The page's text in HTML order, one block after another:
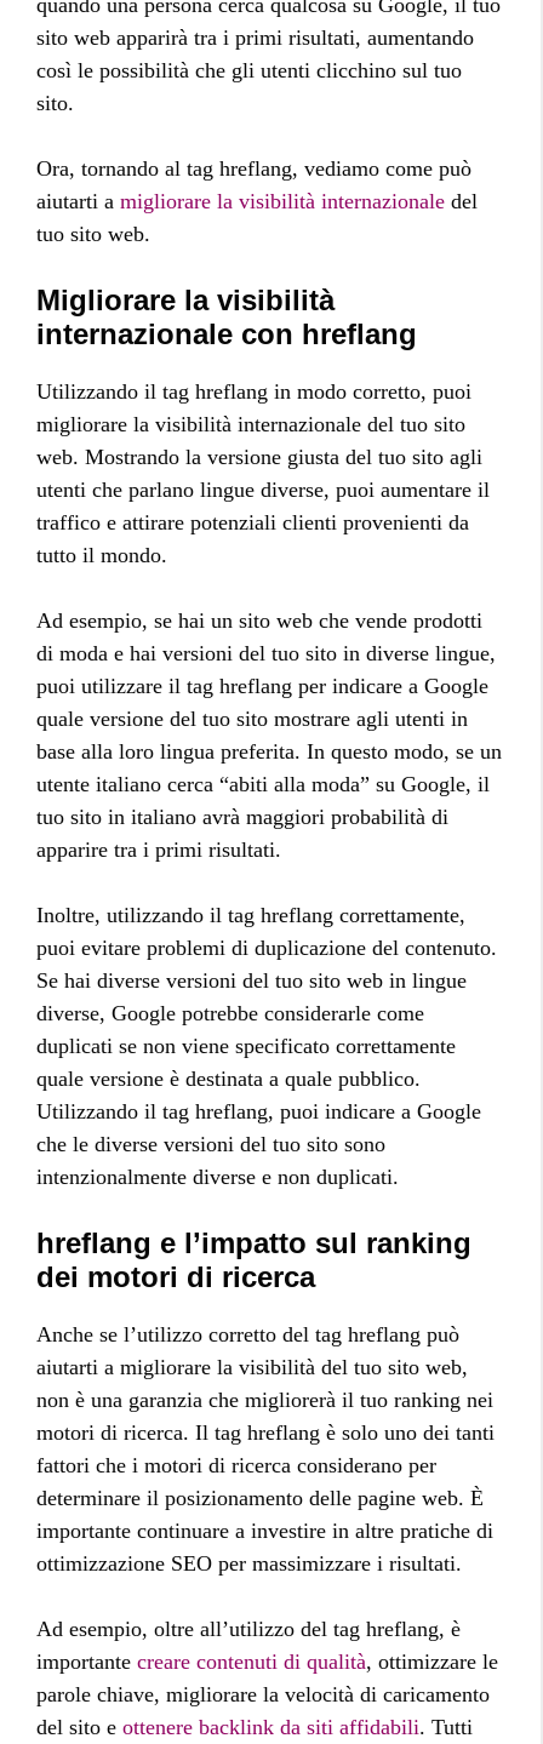
quando una persona cerca qualcosa su Google, il tuo
sito web apparirà tra i primi risultati, aumentando
così le possibilità che gli utenti clicchino sul tuo
sito.
Ora, tornando al tag hreflang, vediamo come può
aiutarti a migliorare la visibilità internazionale del
tuo sito web.
Migliorare la visibilità
internazionale con hreflang
Utilizzando il tag hreflang in modo corretto, puoi
migliorare la visibilità internazionale del tuo sito
web. Mostrando la versione giusta del tuo sito agli
utenti che parlano lingue diverse, puoi aumentare il
traffico e attirare potenziali clienti provenienti da
tutto il mondo.
Ad esempio, se hai un sito web che vende prodotti
di moda e hai versioni del tuo sito in diverse lingue,
puoi utilizzare il tag hreflang per indicare a Google
quale versione del tuo sito mostrare agli utenti in
base alla loro lingua preferita. In questo modo, se un
utente italiano cerca “abiti alla moda” su Google, il
tuo sito in italiano avrà maggiori probabilità di
apparire tra i primi risultati.
Inoltre, utilizzando il tag hreflang correttamente,
puoi evitare problemi di duplicazione del contenuto.
Se hai diverse versioni del tuo sito web in lingue
diverse, Google potrebbe considerarle come
duplicati se non viene specificato correttamente
quale versione è destinata a quale pubblico.
Utilizzando il tag hreflang, puoi indicare a Google
che le diverse versioni del tuo sito sono
intenzionalmente diverse e non duplicati.
hreflang e l’impatto sul ranking
dei motori di ricerca
Anche se l’utilizzo corretto del tag hreflang può
aiutarti a migliorare la visibilità del tuo sito web,
non è una garanzia che migliorerà il tuo ranking nei
motori di ricerca. Il tag hreflang è solo uno dei tanti
fattori che i motori di ricerca considerano per
determinare il posizionamento delle pagine web. È
importante continuare a investire in altre pratiche di
ottimizzazione SEO per massimizzare i risultati.
Ad esempio, oltre all’utilizzo del tag hreflang, è
importante creare contenuti di qualità, ottimizzare le
parole chiave, migliorare la velocità di caricamento
del sito e ottenere backlink da siti affidabili. Tutti